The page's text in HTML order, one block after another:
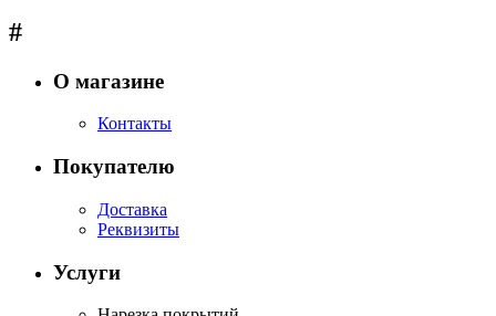
#
О магазине
Контакты
Покупателю
Доставка
Реквизиты
Услуги